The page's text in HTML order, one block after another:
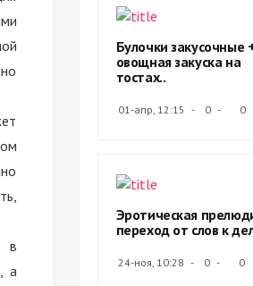
в
а
Булочки закусочные
овощная закуска на
тостах..
01-апр, 12:15 0 0
Эротическая
переход от слов к
24-ноя, 10:28 0 0